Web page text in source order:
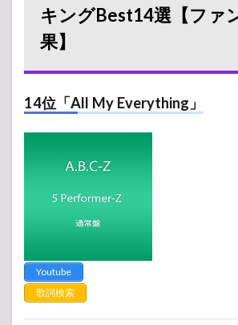
キングBest14選【ファ
果】
14位「All My Everything」
Youtube
歌詞検索